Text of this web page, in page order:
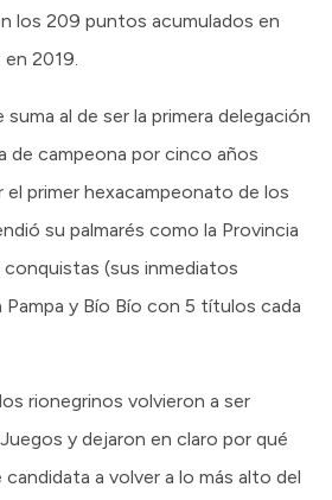
los 209 puntos acumulados en
2019.
al de ser la primera delegación
de campeona por cinco años
primer hexacampeonato de los
su palmarés como la Provincia
conquistas (sus inmediatos
y Bío Bío con 5 títulos cada
rionegrinos volvieron a ser
y dejaron en claro por qué
a volver a lo más alto del